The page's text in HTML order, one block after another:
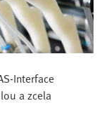
Interface
a zcela